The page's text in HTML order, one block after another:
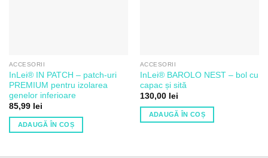
ACCESORII
InLei® IN PATCH – patch-uri
PREMIUM pentru izolarea
genelor inferioare
85,99 lei
ADAUGĂ ÎN COȘ
ACCESORII
InLei® BAROLO NEST – bol cu
capac și sită
130,00 lei
ADAUGĂ ÎN COȘ